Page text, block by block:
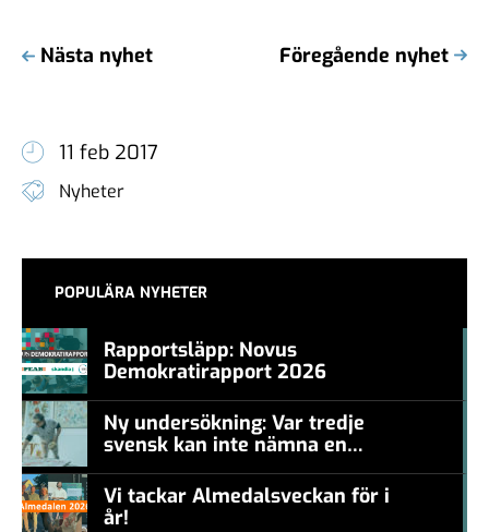
Nästa nyhet Föregående nyhet
11 feb 2017
Nyheter
POPULÄRA NYHETER
Rapportsläpp: Novus
Demokratirapport 2026
Ny undersökning: Var tredje
svensk kan inte nämna en
levande konstnär
Vi tackar Almedalsveckan för i
år!